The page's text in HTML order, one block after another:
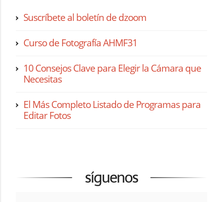
Suscríbete al boletín de dzoom
Curso de Fotografía AHMF31
10 Consejos Clave para Elegir la Cámara que
Necesitas
El Más Completo Listado de Programas para
Editar Fotos
síguenos